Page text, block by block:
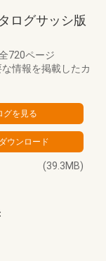
ログサッシ版
720ページ
情報を掲載したカ
(39.3MB)